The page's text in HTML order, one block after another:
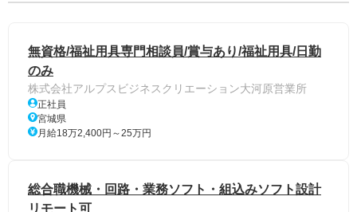
無資格/福祉用具専門相談員/賞与あり/福祉用具/日勤
のみ
株式会社アルプスビジネスクリエーション大河原営業所
正社員
宮城県
月給18万2,400円～25万円
総合職機械・回路・業務ソフト・組込みソフト設計
リモート可